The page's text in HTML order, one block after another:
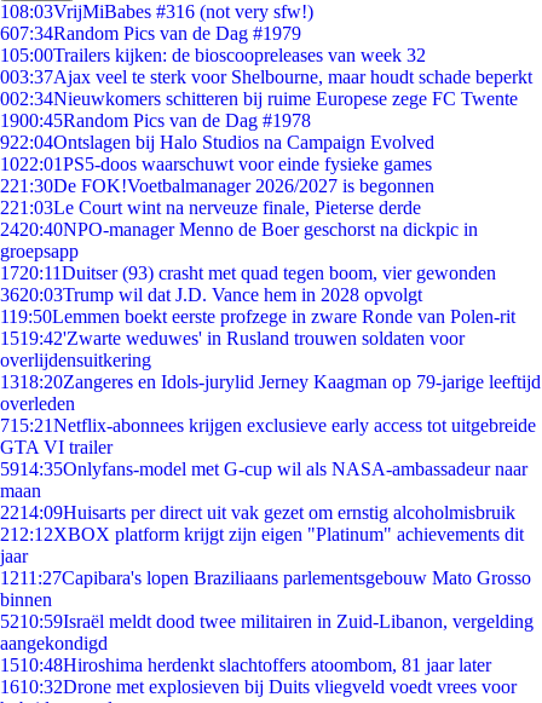
108:03VrijMiBabes #316 (not very sfw!)
607:34Random Pics van de Dag #1979
105:00Trailers kijken: de bioscoopreleases van week 32
003:37Ajax veel te sterk voor Shelbourne, maar houdt schade beperkt
002:34Nieuwkomers schitteren bij ruime Europese zege FC Twente
1900:45Random Pics van de Dag #1978
922:04Ontslagen bij Halo Studios na Campaign Evolved
1022:01PS5-doos waarschuwt voor einde fysieke games
221:30De FOK!Voetbalmanager 2026/2027 is begonnen
221:03Le Court wint na nerveuze finale, Pieterse derde
2420:40NPO-manager Menno de Boer geschorst na dickpic in
groepsapp
1720:11Duitser (93) crasht met quad tegen boom, vier gewonden
3620:03Trump wil dat J.D. Vance hem in 2028 opvolgt
119:50Lemmen boekt eerste profzege in zware Ronde van Polen-rit
1519:42'Zwarte weduwes' in Rusland trouwen soldaten voor
overlijdensuitkering
1318:20Zangeres en Idols-jurylid Jerney Kaagman op 79-jarige leeftijd
overleden
715:21Netflix-abonnees krijgen exclusieve early access tot uitgebreide
GTA VI trailer
5914:35Onlyfans-model met G-cup wil als NASA-ambassadeur naar
maan
2214:09Huisarts per direct uit vak gezet om ernstig alcoholmisbruik
212:12XBOX platform krijgt zijn eigen "Platinum" achievements dit
jaar
1211:27Capibara's lopen Braziliaans parlementsgebouw Mato Grosso
binnen
5210:59Israël meldt dood twee militairen in Zuid-Libanon, vergelding
aangekondigd
1510:48Hiroshima herdenkt slachtoffers atoombom, 81 jaar later
1610:32Drone met explosieven bij Duits vliegveld voedt vrees voor